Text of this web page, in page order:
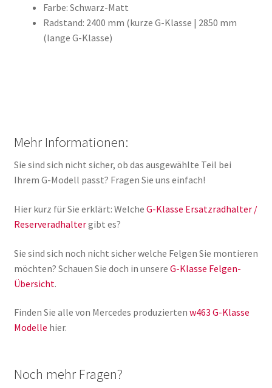
Farbe: Schwarz-Matt
Radstand: 2400 mm (kurze G-Klasse | 2850 mm
(lange G-Klasse)
Mehr Informationen:
Sie sind sich nicht sicher, ob das ausgewählte Teil bei
Ihrem G-Modell passt? Fragen Sie uns einfach!
Hier kurz für Sie erklärt: Welche G-Klasse Ersatzradhalter /
Reserveradhaltergibt es?
Sie sind sich noch nicht sicher welche Felgen Sie montieren
möchten? Schauen Sie doch in unsere G-Klasse Felgen-
Übersicht.
Finden Sie alle von Mercedes produzierten w463 G-Klasse
Modelle hier.
Noch mehr Fragen?